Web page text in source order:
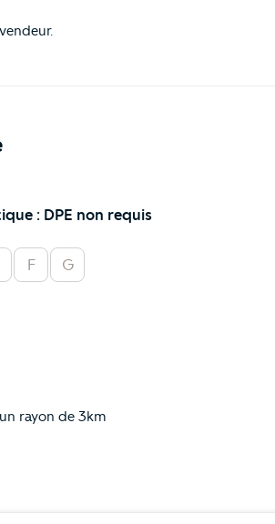
: DPE non requis
F G
rayon de 3km